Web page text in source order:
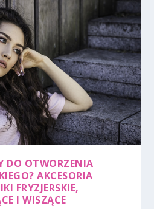
DO OTWORZENIA
AKCESORIA
FRYZJERSKIE,
I WISZĄCE